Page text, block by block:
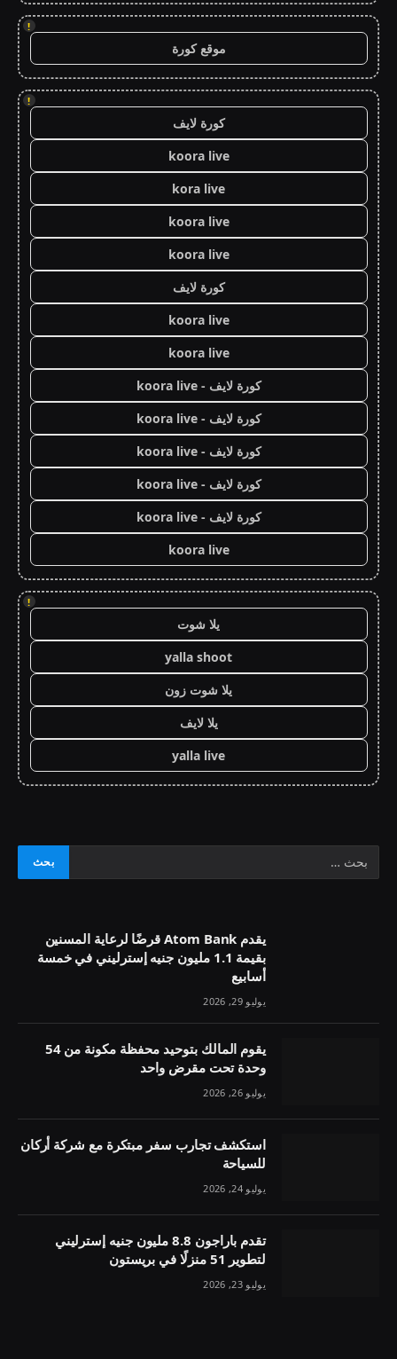
!
موقع كورة
!
كورة لايف
koora live
kora live
koora live
koora live
كورة لايف
koora live
koora live
كورة لايف - koora live
كورة لايف - koora live
كورة لايف - koora live
كورة لايف - koora live
كورة لايف - koora live
koora live
!
يلا شوت
yalla shoot
يلا شوت زون
يلا لايف
yalla live
يقدم Atom Bank قرضًا لرعاية المسنين
بقيمة 1.1 مليون جنيه إسترليني في خمسة
أسابيع
يوليو 29, 2026
يقوم المالك بتوحيد محفظة مكونة من 54
وحدة تحت مقرض واحد
يوليو 26, 2026
استكشف تجارب سفر مبتكرة مع شركة أركان
للسياحة
يوليو 24, 2026
تقدم باراجون 8.8 مليون جنيه إسترليني
لتطوير 51 منزلًا في بريستون
يوليو 23, 2026